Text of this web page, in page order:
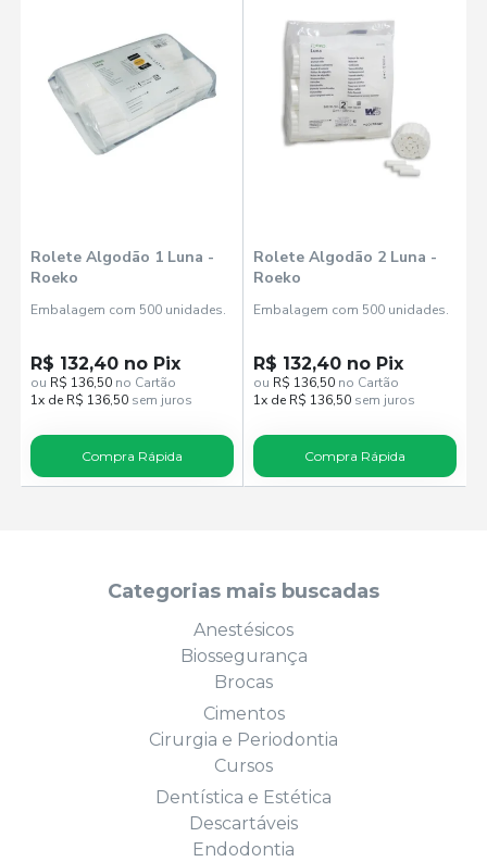
Rolete Algodão 1 Luna -
Roeko
Embalagem com 500 unidades.
R$ 132,40 no Pix
ou R$ 136,50 no Cartão
1x de R$ 136,50 sem juros
Compra Rápida
Rolete Algodão 2 Luna -
Roeko
Embalagem com 500 unidades.
R$ 132,40 no Pix
ou R$ 136,50 no Cartão
1x de R$ 136,50 sem juros
Compra Rápida
Categorias mais buscadas
Anestésicos
Biossegurança
Brocas
Cimentos
Cirurgia e Periodontia
Cursos
Dentística e Estética
Descartáveis
Endodontia